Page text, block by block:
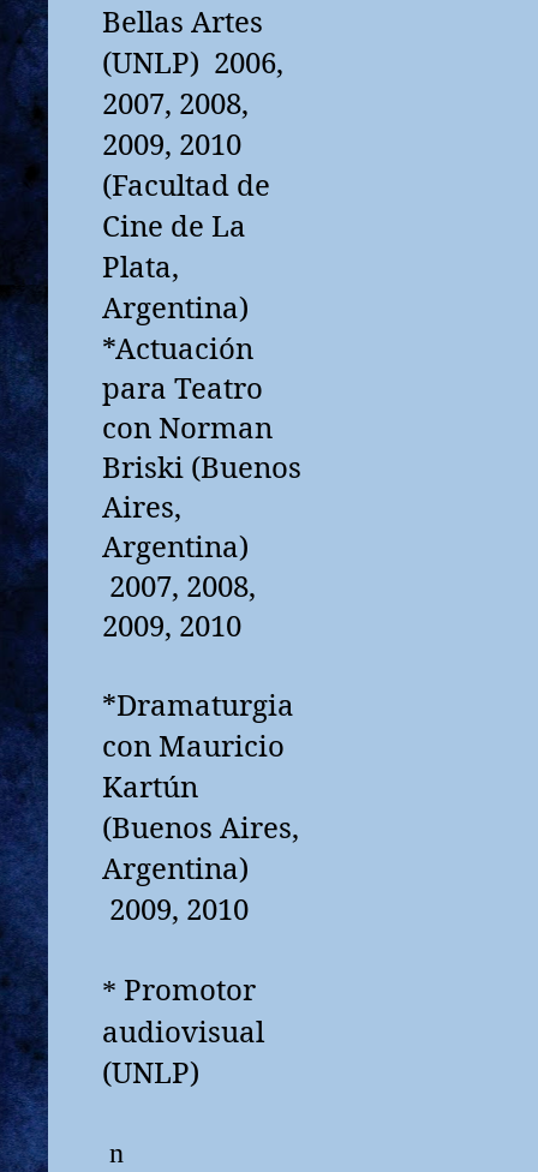
Bellas Artes
(UNLP) 2006,
2007, 2008,
2009, 2010
(Facultad de
Cine de La
Plata,
Argentina)
*Actuación
para Teatro
con Norman
Briski (Buenos
Aires,
Argentina)
2007, 2008,
2009, 2010
*Dramaturgia
con Mauricio
Kartún
(Buenos Aires,
Argentina)
2009, 2010
* Promotor
audiovisual
(UNLP)
n